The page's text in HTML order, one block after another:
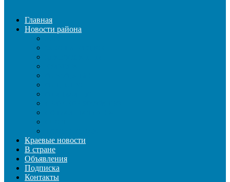
Главная
Новости района
Краевые новости
В стране
Объявления
Подписка
Контакты